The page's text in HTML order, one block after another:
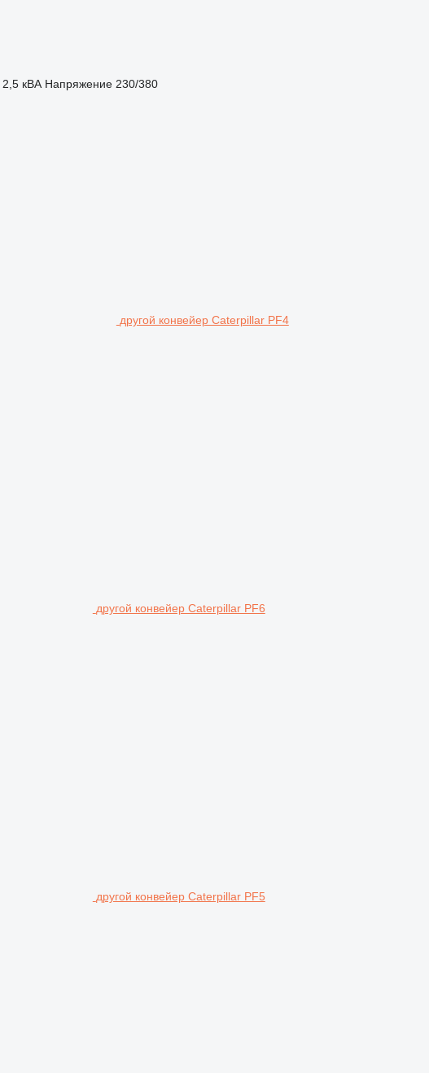
2,5 кВА Напряжение 230/380
другой конвейер Caterpillar PF4
другой конвейер Caterpillar PF6
другой конвейер Caterpillar PF5